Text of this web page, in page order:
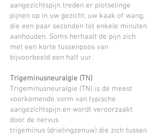
aangezichtspijn treden er plotselinge
pijnen op in uw gezicht, uw kaak of wang,
die een paar seconden tot enkele minuten
aanhouden. Soms herhaalt de pijn zich
met een korte tussenpoos van
bijvoorbeeld een half uur.
Trigeminusneuralgie (TN)
Trigeminusneuralgie (TN) is de meest
voorkomende vorm van typische
aangezichtspijn en wordt veroorzaakt
door de nervus
trigeminus (drielingzenuw) die zich tussen